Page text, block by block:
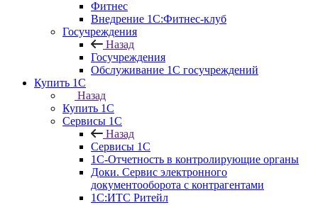
Фитнес
Внедрение 1С:Фитнес-клуб
Госучреждения
Назад
Госучреждения
Обслуживание 1С госучреждений
Купить 1С
Назад
Купить 1С
Сервисы 1С
Назад
Сервисы 1С
1С-Отчетность в контролирующие органы
Доки. Сервис электронного
документооборота с контрагентами
1С:ИТС Ритейл